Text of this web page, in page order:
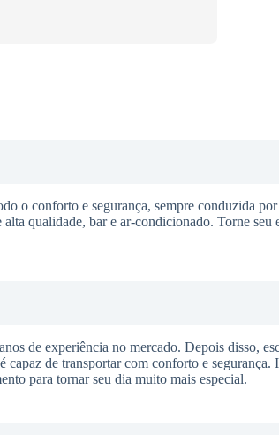
o conforto e segurança, sempre conduzida
qualidade, bar e ar-condicionado. Torne seu
de experiência no mercado. Depois disso,
de transportar com conforto e segurança.
para tornar seu dia muito mais especial.